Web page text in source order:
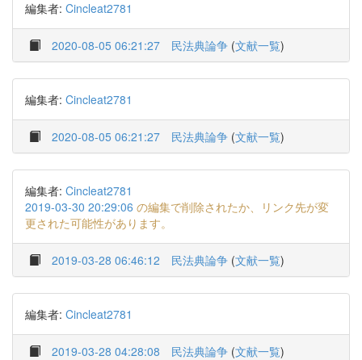
編集者: Cincleat2781
2020-08-05 06:21:27 民法典論争 (文献一覧)
編集者: Cincleat2781
2020-08-05 06:21:27 民法典論争 (文献一覧)
編集者: Cincleat2781
2019-03-30 20:29:06 の編集で削除されたか、リンク先が変
更された可能性があります。
2019-03-28 06:46:12 民法典論争 (文献一覧)
編集者: Cincleat2781
2019-03-28 04:28:08 民法典論争 (文献一覧)